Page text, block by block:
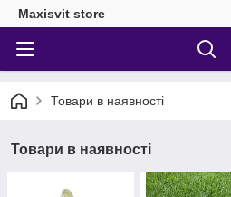
Maxisvit store
Товари в наявності
Товари в наявності